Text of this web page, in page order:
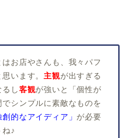
お店やさんも、我々パフ
います。 主観が出すぎる
るし客観が強いと「個性が
シンプルに素敵なものを
創的なアイディア」 が必要
ね♪